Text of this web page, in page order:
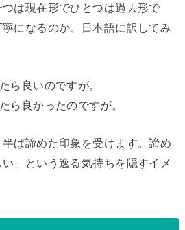
は現在形でひとつは過去形で
になるのか、日本語に訳してみ
ら良いのですが。
ら良かったのですが。
ば諦めた印象を受けます。諦め
」という逸る気持ちを隠すイメ